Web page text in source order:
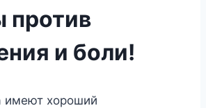
против
и боли!
имеют хороший